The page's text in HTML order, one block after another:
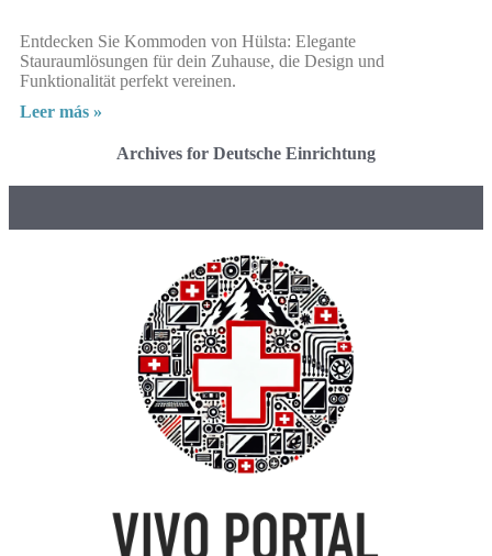
Entdecken Sie Kommoden von Hülsta: Elegante
Stauraumlösungen für dein Zuhause, die Design und
Funktionalität perfekt vereinen.
Leer más »
Archives for Deutsche Einrichtung